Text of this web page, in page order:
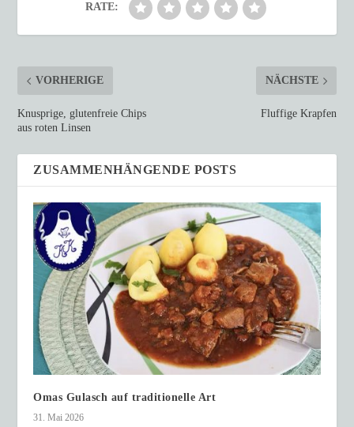
RATE:
VORHERIGE
Knusprige, glutenfreie Chips
aus roten Linsen
NÄCHSTE
Fluffige Krapfen
ZUSAMMENHÄNGENDE POSTS
Omas Gulasch auf traditionelle Art
31. Mai 2026